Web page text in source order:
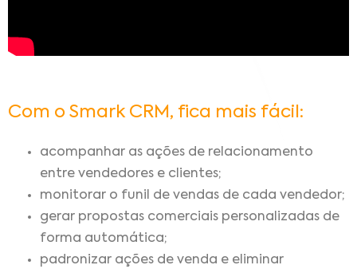
Com o Smark CRM, fica mais fácil:
acompanhar as ações de relacionamento
entre vendedores e clientes;
monitorar o funil de vendas de cada vendedor;
gerar propostas comerciais personalizadas de
forma automática;
padronizar ações de venda e eliminar